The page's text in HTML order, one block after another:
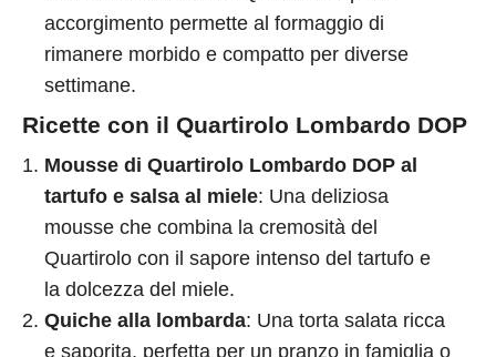
accorgimento permette al formaggio di
rimanere morbido e compatto per diverse
settimane.
Ricette con il Quartirolo Lombardo DOP
Mousse di Quartirolo Lombardo DOP al
tartufo e salsa al miele: Una deliziosa
mousse che combina la cremosità del
Quartirolo con il sapore intenso del tartufo e
la dolcezza del miele.
Quiche alla lombarda: Una torta salata ricca
e saporita, perfetta per un pranzo in famiglia o